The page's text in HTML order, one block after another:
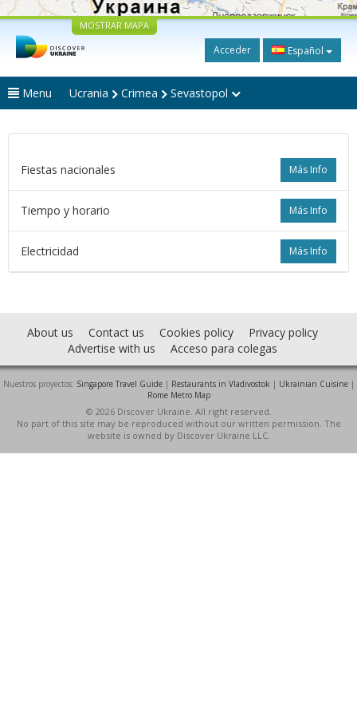
MOSTRAR MAPA
Acceder Español
Menu Ucrania Crimea Sevastopol
Más Info
Fiestas nacionales
Más Info
Tiempo y horario
Más Info
Electricidad
About us Contact us Cookies policy
Privacy policy
Advertise with us
Acceso para colegas
Nuestros proyectos: Singapore Travel Guide| Restaurants in Vladivostok | Ukrainian Cuisine|
Rome Metro Map
© 2026 Discover Ukraine. All right reserved.
No part of this site may be reproduced without our written permission. The
website is owned by Discover Ukraine LLC.